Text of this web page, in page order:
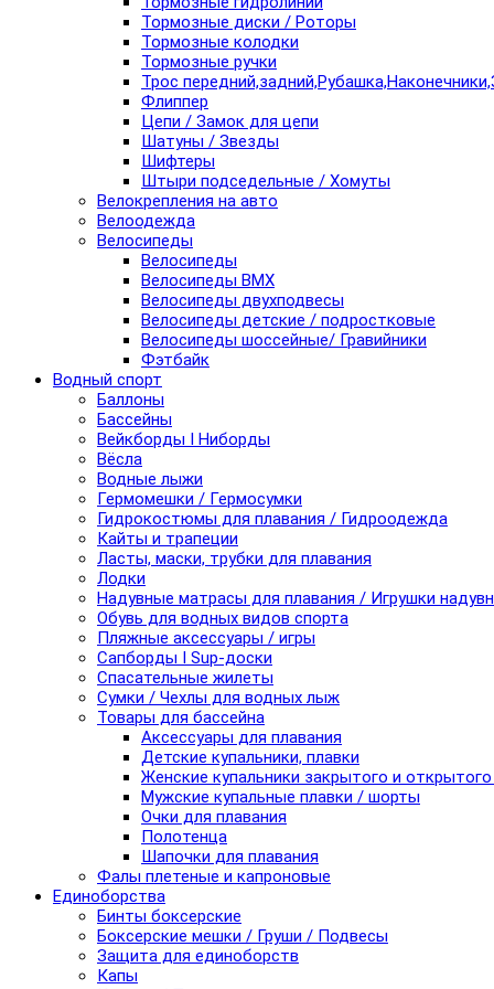
Тормозные диски / Роторы
Тормозные колодки
Тормозные ручки
Трос
Флиппер
Цепи / Замок для цепи
Шатуны / Звезды
Шифтеры
Штыри подседельные / Хомуты
Велокрепления на авто
Велоодежда
Велосипеды
Велосипеды
Велосипеды BMX
Велосипеды двухподвесы
Велосипеды детские / подростковые
Велосипеды шоссейные/ Гравийники
Фэтбайк
Водный спорт
Баллоны
Бассейны
Вейкборды I Ниборды
Вёсла
Водные лыжи
Гермомешки / Гермосумки
Гидрокостюмы для плавания / Гидроодежда
Кайты и трапеции
Ласты, маски, трубки для плавания
Лодки
Надувные матрасы для плавания / Игрушки
Обувь для водных видов спорта
Пляжные аксессуары / игры
Сапборды I Sup-доски
Спасательные жилеты
Сумки / Чехлы для водных лыж
Товары для бассейна
Аксессуары для плавания
Детские купальники, плавки
Женские купальники закрытого и
Мужские купальные плавки / шорты
Очки для плавания
Полотенца
Шапочки для плавания
Фалы плетеные и капроновые
Единоборства
Бинты боксерские
Боксерские мешки / Груши / Подвесы
Защита для единоборств
Капы